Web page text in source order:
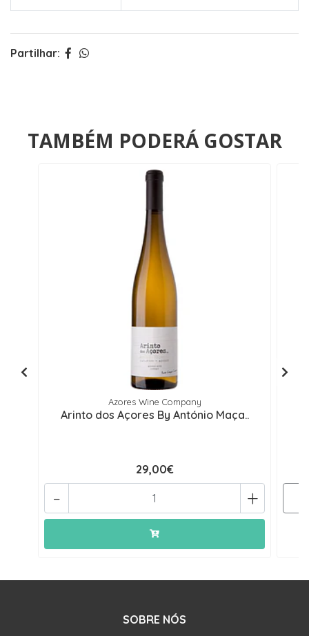
Partilhar:
TAMBÉM PODERÁ GOSTAR
Azores Wine Company
Arinto dos Açores By António Maça..
29,00€
+
-
SOBRE NÓS